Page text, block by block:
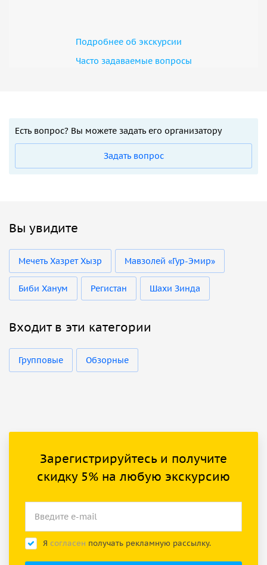
Подробнее об экскурсии
Часто задаваемые вопросы
Есть вопрос? Вы можете задать его организатору
Задать вопрос
Вы увидите
Мечеть Хазрет Хызр Мавзолей «Гур-Эмир»
Биби Ханум Регистан Шахи Зинда
Входит в эти категории
Групповые Обзорные
Зарегистрируйтесь и получите
скидку 5% на любую экскурсию
Я согласен получать рекламную рассылку.